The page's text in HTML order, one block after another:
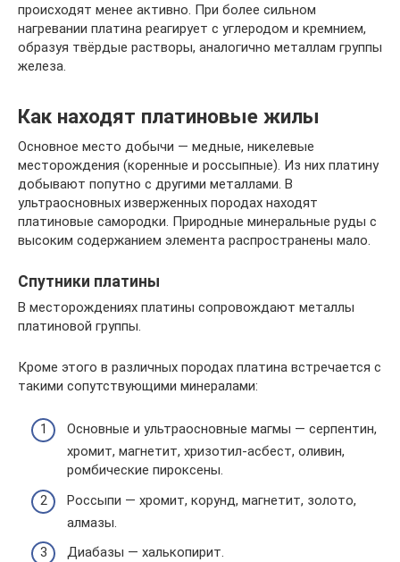
происходят менее активно. При более сильном
нагревании платина реагирует с углеродом и кремнием,
образуя твёрдые растворы, аналогично металлам группы
железа.
Как находят платиновые жилы
Основное место добычи — медные, никелевые
месторождения (коренные и россыпные). Из них платину
добывают попутно с другими металлами. В
ультраосновных изверженных породах находят
платиновые самородки. Природные минеральные руды с
высоким содержанием элемента распространены мало.
Спутники платины
В месторождениях платины сопровождают металлы
платиновой группы.
Кроме этого в различных породах платина встречается с
такими сопутствующими минералами:
Основные и ультраосновные магмы — серпентин,
хромит, магнетит, хризотил-асбест, оливин,
ромбические пироксены.
Россыпи — хромит, корунд, магнетит, золото,
алмазы.
Диабазы — халькопирит.